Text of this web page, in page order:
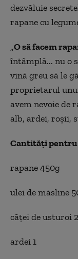
dezvăluie
rapane cu
„O să facem
întâmplă... nu o
vină greu să le
proprietarul
avem nevoie de
alb, ardei, roșii,
Cantități pentru
rapane 450g
ulei de măsline
căţei de usturoi 2
ardei 1